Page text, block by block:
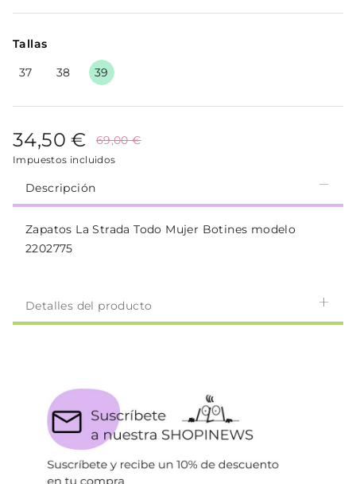
Tallas
37
38 39
34,50 € 69,00 €
Impuestos incluidos
Descripción
Zapatos La Strada Todo Mujer Botines modelo
2202775
Detalles del producto